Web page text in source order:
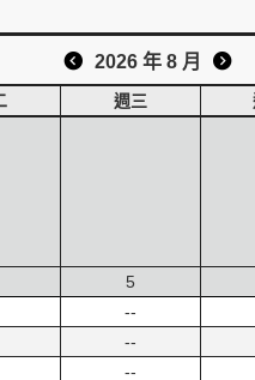
2026 年 8 月
週三
5
--
--
--